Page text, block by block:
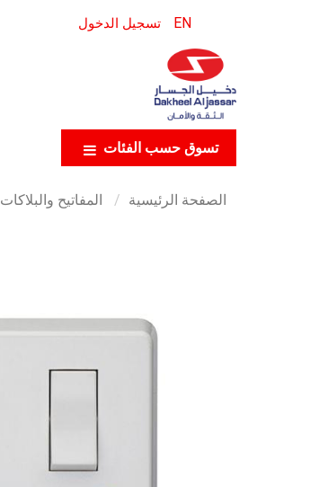
EN تسجيل الدخول
تسوق حسب الفئات
الصفحة الرئيسية المفاتيح والبلاكات